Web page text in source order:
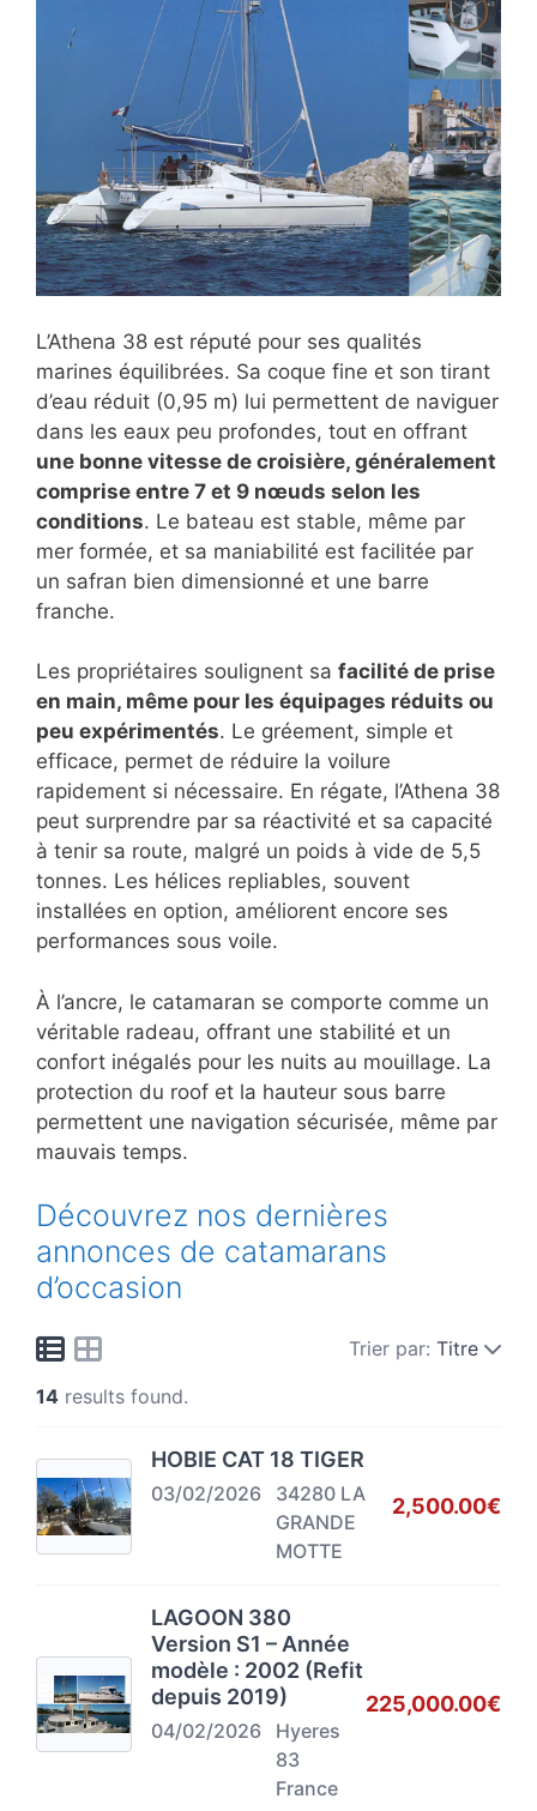
L’Athena 38 est réputé pour ses qualités
marines équilibrées. Sa coque fine et son tirant
d’eau réduit (0,95 m) lui permettent de naviguer
dans les eaux peu profondes, tout en offrant
une bonne vitesse de croisière, généralement
comprise entre 7 et 9 nœuds selon les
conditions. Le bateau est stable, même par
mer formée, et sa maniabilité est facilitée par
un safran bien dimensionné et une barre
franche.
Les propriétaires soulignent sa facilité de prise
en main, même pour les équipages réduits ou
peu expérimentés. Le gréement, simple et
efficace, permet de réduire la voilure
rapidement si nécessaire. En régate, l’Athena 38
peut surprendre par sa réactivité et sa capacité
à tenir sa route, malgré un poids à vide de 5,5
tonnes. Les hélices repliables, souvent
installées en option, améliorent encore ses
performances sous voile.
À l’ancre, le catamaran se comporte comme un
véritable radeau, offrant une stabilité et un
confort inégalés pour les nuits au mouillage. La
protection du roof et la hauteur sous barre
permettent une navigation sécurisée, même par
mauvais temps.
Découvrez nos dernières
annonces de catamarans
d’occasion
Trier par: Titre
14 results found.
HOBIE CAT 18 TIGER
03/02/2026
34280 LA
GRANDE
MOTTE
2,500.00€
LAGOON 380
Version S1 – Année
modèle : 2002 (Refit
depuis 2019)
04/02/2026
Hyeres
83
France
225,000.00€